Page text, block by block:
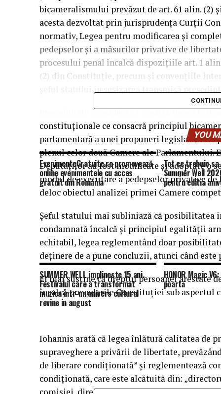
bicameralismului prevăzut de art. 61 alin. (2)
acesta dezvoltat prin jurisprudenţa Curţii
normativ, Legea pentru modificarea şi
pedepselor şi a măsurilor privative de
procesului penal încalcă dispoziţiile art. 1
(2) din Constituţie, precum şi convenţiile
Preşedintele consideră că această lege a
constituţionale ce consacră principiul
parlamentară a unei propuneri legislative nu
plenul celor două Camere ale Parlamentului.
Deputaţilor au fost modificate şi adoptate o
modul de executare a pedepselor privative
deloc obiectul analizei primei Camere
Şeful statului mai subliniază că posibilitatea
condamnată încalcă şi principiul egalităţii
echitabil, legea reglementând doar
deţinere de a pune concluzii, atunci când este
El mai susţine că dreptul persoanei arestate
încalcă prevederile Constituţiei sub
Iohannis arată că legea înlătură calitatea de
supraveghere a privării de libertate,
de liberare condiţionată” şi reglementează
condiţionată, care este alcătuită din:
YOU
EvenimenteGratuite.ro promovează
online evenimentele cu acces
gratuit din România
Tot ce trebuie
Summer Well
pentru editia
SUMMER WELL implineste 15 ani.
Festivalul care a transformat
muzica intr-un univers cultural
revine in august
HONOR Magic
poartă